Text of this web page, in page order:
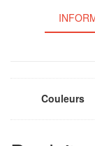
Couleurs